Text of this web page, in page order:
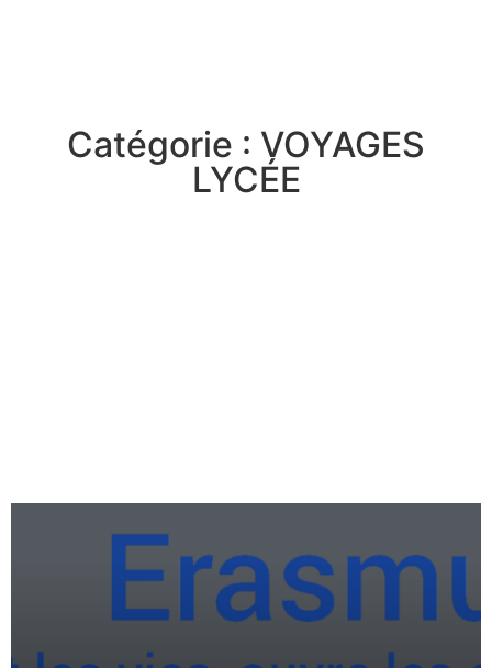
Catégorie : VOYAGES
LYCÉE